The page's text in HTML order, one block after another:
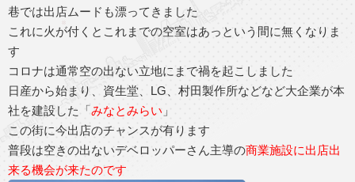
巷では出店ムードも漂ってきました
これに火が付くとこれまでの空室はあっという間に無くなりま
す
コロナは通常空の出ない立地にまで禍を起こしました
日産から始まり、資生堂、LG、村田製作所などなど大企業が本
社を建設した「みなとみらい 」
この街に今出店のチャンスが有ります
普段は空きの出ないデベロッパーさん主導の商業施設に出店出
来る機会が来たのです